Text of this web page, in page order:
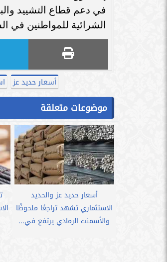
في دعم قطاع التشييد
الشرائية للمواطنين في
أسعار حديد عز
موضوعات متعلقة
أسعار حديد عز والحديد
الاستثماري تشهد تراجعًا ملحوظًا
والأسمنت الرمادي يرتفع في...